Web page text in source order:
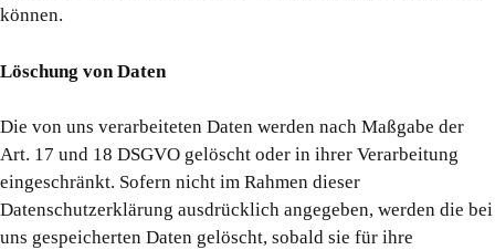
können.
Löschung von Daten
Die von uns verarbeiteten Daten werden nach Maßgabe der
Art. 17 und 18 DSGVO gelöscht oder in ihrer Verarbeitung
eingeschränkt. Sofern nicht im Rahmen dieser
Datenschutzerklärung ausdrücklich angegeben, werden die bei
uns gespeicherten Daten gelöscht, sobald sie für ihre